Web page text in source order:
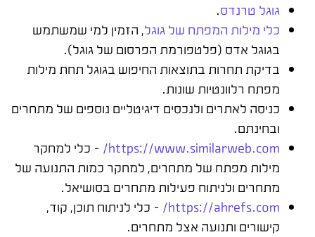
גוגל טרנדס.
כלי מילות המפתח של גוגל, הזמין למי שמשתמש
בגוגל אדס (פלטפורמת הפרסום של גוגל).
בדיקת תחרות בתוצאות החיפוש בגוגל תחת מילות
מפתח רלוונטיות שונות.
כניסה לאתרים ולנכסים דיגיטליים נוספים של מתחרים
ובחינתם.
https://www.similarweb.com/ – כלי למחקר
מילות מפתח של מתחרים, למחקר כמות התנועה של
מתחרים ולניתוח פעילות מתחרים בסושיאל.
https://ahrefs.com/ – כלי לניתוח תוכן, קוד,
קישורים ותנועה אצל מתחרים.